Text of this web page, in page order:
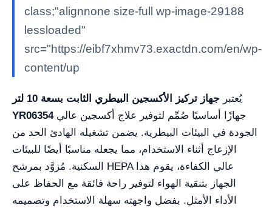
class;"alignnone size-full wp-image-29188
lessloaded"
src="https://eibf7xhmv73.exactdn.com/en/wp-
content/up
يُعتبر
جهاز تركيز الأكسجين البيطري الثابت بسعة 10 لتر
YR06354جهازًا أساسيًا صُمِّم لتوفير علاج أكسجين عالي
الجودة في البيئات البيطرية. يضمن تشغيله الهادئ الحد من
الإزعاج أثناء الاستخدام، مما يجعله مناسبًا أيضًا للبيئات
السكنية. مُزوَّد بمرشح HEPA عالي الكفاءة، يقوم هذا
الجهاز بتنقية الهواء لتوفير راحة فائقة مع الحفاظ على
الأداء الأمثل. بفضل واجهته سهلة الاستخدام وتصميمه